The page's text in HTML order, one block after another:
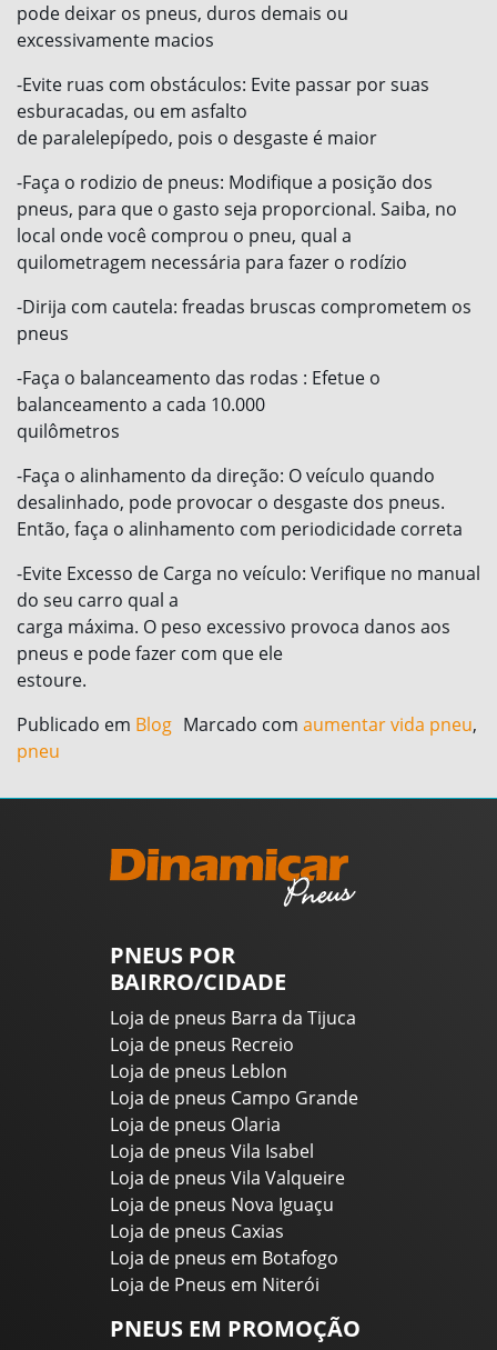
pode deixar os pneus, duros demais ou
excessivamente macios
-Evite ruas com obstáculos: Evite passar por suas
esburacadas, ou em asfalto
de paralelepípedo, pois o desgaste é maior
-Faça o rodizio de pneus: Modifique a posição dos
pneus, para que o gasto seja proporcional. Saiba, no
local onde você comprou o pneu, qual a
quilometragem necessária para fazer o rodízio
-Dirija com cautela: freadas bruscas comprometem os
pneus
-Faça o balanceamento das rodas : Efetue o
balanceamento a cada 10.000
quilômetros
-Faça o alinhamento da direção: O veículo quando
desalinhado, pode provocar o desgaste dos pneus.
Então, faça o alinhamento com periodicidade correta
-Evite Excesso de Carga no veículo: Verifique no manual
do seu carro qual a
carga máxima. O peso excessivo provoca danos aos
pneus e pode fazer com que ele
estoure.
Publicado em Blog Marcado com aumentar vida pneu,
pneu
PNEUS POR
BAIRRO/CIDADE
Loja de pneus Barra da Tijuca
Loja de pneus Recreio
Loja de pneus Leblon
Loja de pneus Campo Grande
Loja de pneus Olaria
Loja de pneus Vila Isabel
Loja de pneus Vila Valqueire
Loja de pneus Nova Iguaçu
Loja de pneus Caxias
Loja de pneus em Botafogo
Loja de Pneus em Niterói
PNEUS EM PROMOÇÃO